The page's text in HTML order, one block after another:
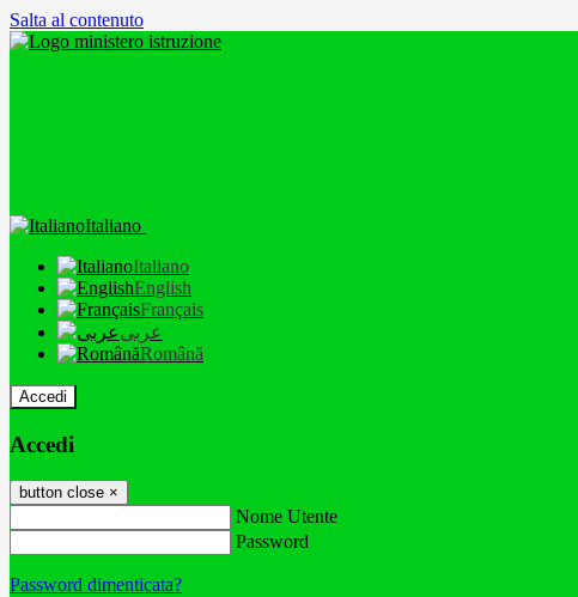
Salta al contenuto
Italiano
Italiano
English
Français
عربى
Română
Accedi
Accedi
button close ×
Nome Utente
Password
Password dimenticata?